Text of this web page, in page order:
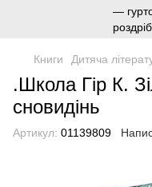
Книги Дитяча
.Школа Гір К.
сновидінь
Артикул: 01139809